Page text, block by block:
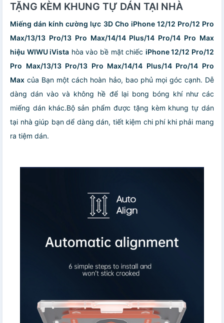
TẶNG KÈM KHUNG TỰ DÁN TẠI NHÀ
Miếng dán kính cường lực 3D Cho iPhone 12/12 Pro/12 Pro
Max/13/13 Pro/13 Pro Max/14/14 Plus/14 Pro/14 Pro Max
hiệu WIWU iVista hòa vào bề mặt chiếc iPhone 12/12 Pro/12
Pro Max/13/13 Pro/13 Pro Max/14/14 Plus/14 Pro/14 Pro
Max của Bạn một cách hoàn hảo, bao phủ mọi góc cạnh. Dễ
dàng dán vào và không hề để lại bong bóng khí như các
miếng dán khác.Bộ sản phẩm được tặng kèm khung tự dán
tại nhà giúp bạn dể dàng dán, tiết kiệm chi phí khi phải mang
ra tiệm dán.